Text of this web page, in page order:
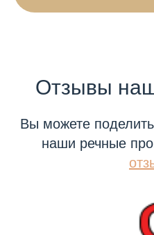
Отзывы
Вы можете
наши речные